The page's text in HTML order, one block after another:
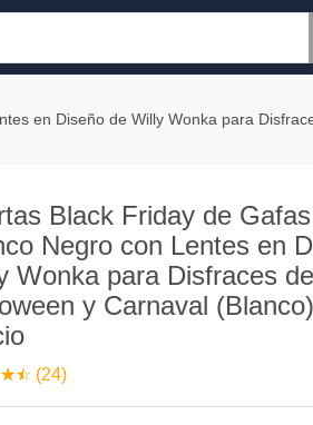
en Diseño de Willy Wonka para
Black Friday de
Negro con Lentes en
Wonka para Disfraces
y Carnaval
☆☆
★★ (24)